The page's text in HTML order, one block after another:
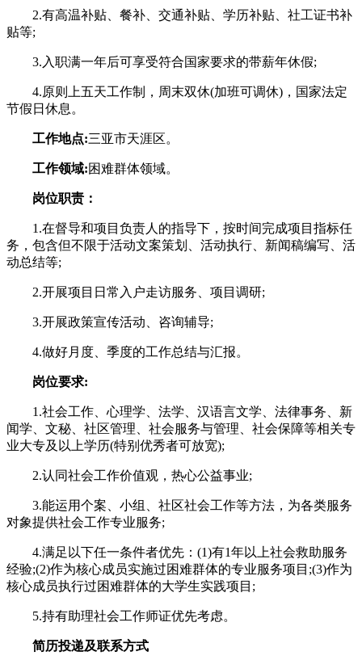
2.有高温补贴、餐补、交通补贴、学历补贴、社工证书补
贴等;
3.入职满一年后可享受符合国家要求的带薪年休假;
4.原则上五天工作制，周末双休(加班可调休)，国家法定
节假日休息。
工作地点:三亚市天涯区。
工作领域:困难群体领域。
岗位职责：
1.在督导和项目负责人的指导下，按时间完成项目指标任
务，包含但不限于活动文案策划、活动执行、新闻稿编写、活
动总结等;
2.开展项目日常入户走访服务、项目调研;
3.开展政策宣传活动、咨询辅导;
4.做好月度、季度的工作总结与汇报。
岗位要求:
1.社会工作、心理学、法学、汉语言文学、法律事务、新
闻学、文秘、社区管理、社会服务与管理、社会保障等相关专
业大专及以上学历(特别优秀者可放宽);
2.认同社会工作价值观，热心公益事业;
3.能运用个案、小组、社区社会工作等方法，为各类服务
对象提供社会工作专业服务;
4.满足以下任一条件者优先：(1)有1年以上社会救助服务
经验;(2)作为核心成员实施过困难群体的专业服务项目;(3)作为
核心成员执行过困难群体的大学生实践项目;
5.持有助理社会工作师证优先考虑。
简历投递及联系方式